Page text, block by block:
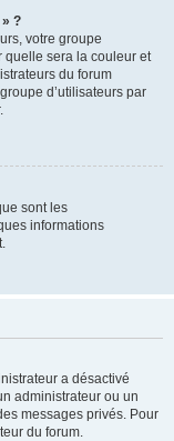
?
votre groupe
quelle sera la couleur et
du forum
d’utilisateurs par
sont les
informations
a désactivé
administrateur ou un
messages privés. Pour
du forum.